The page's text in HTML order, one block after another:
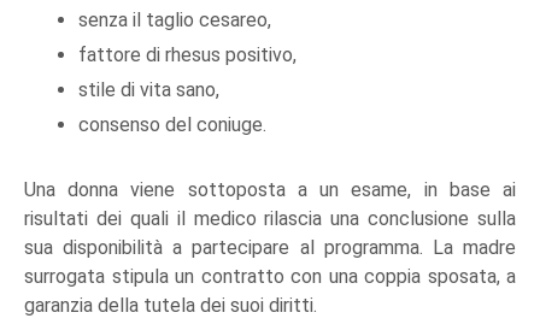
senza il taglio cesareo,
fattore di rhesus positivo,
stile di vita sano,
consenso del coniuge.
Una donna viene sottoposta a un esame, in base ai
risultati dei quali il medico rilascia una conclusione sulla
sua disponibilità a partecipare al programma. La madre
surrogata stipula un contratto con una coppia sposata, a
garanzia della tutela dei suoi diritti.